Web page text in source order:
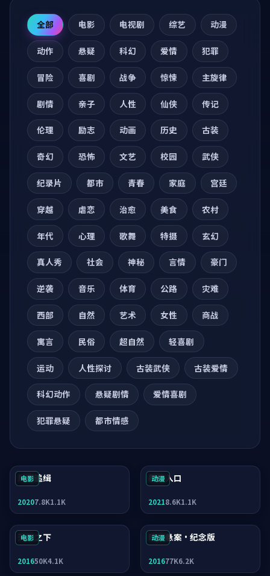
全部 电影 电视剧 综艺 动漫
动作 悬疑 科幻 爱情 犯罪
冒险 喜剧 战争 惊悚 主旋律
剧情 亲子 人性 仙侠 传记
伦理 励志 动画 历史 古装
奇幻 恐怖 文艺 校园 武侠
纪录片 都市 青春 家庭 宫廷
穿越 虐恋 治愈 美食 农村
年代 心理 歌舞 特摄 玄幻
真人秀 社会 神秘 言情 豪门
逆袭 音乐 体育 公路 灾难
西部 自然 艺术 女性 商战
寓言 民俗 超自然 轻喜剧
运动 人性探讨 古装武侠 古装爱情
科幻动作 悬疑剧情 爱情喜剧
犯罪悬疑 都市情感
电影
风暴追缉
20207.8K1.1K
动漫
暴雪入口
20218.6K1.1K
电影
天际之下
201650K4.1K
动漫
暗夜悬案·纪念版
201677K6.2K